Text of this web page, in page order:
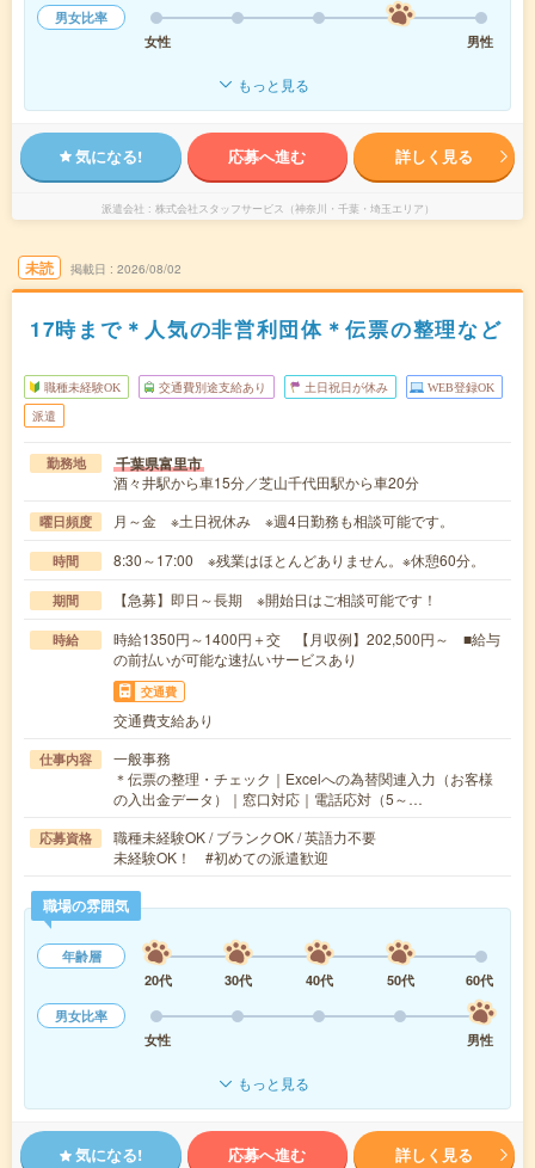
男女比率
女性
男性
もっと見る
気になる! 応募へ進む 詳しく見る
派遣会社 株式会社スタッフサービス（神奈川・千葉・埼玉エリア）
未読 掲載日 2026/08/02
17時まで＊人気の非営利団体＊伝票の整理など
職種未経験OK 交通費別途支給あり 土日祝日が休み WEB登録OK
派遣
勤務地 千葉県富里市
酒々井駅から車15分／芝山千代田駅から車20分
曜日頻度 月～金 ※土日祝休み ※週4日勤務も相談可能です。
時間 8:30～17:00 ※残業はほとんどありません。※休憩60分。
期間 【急募】即日～長期 ※開始日はご相談可能です！
時給
時給1350円～1400円＋交 【月収例】202,500円～ ■給与
の前払いが可能な速払いサービスあり
交通費
交通費支給あり
仕事内容
一般事務
＊伝票の整理・チェック｜Excelへの為替関連入力（お客様
の入出金データ）｜窓口対応｜電話応対（5～…
応募資格
職種未経験OK / ブランクOK / 英語力不要
未経験OK！ #初めての派遣歓迎
職場の雰囲気
年齢層
20代
30代 40代 50代
60代
男女比率
女性
男性
もっと見る
気になる! 応募へ進む 詳しく見る